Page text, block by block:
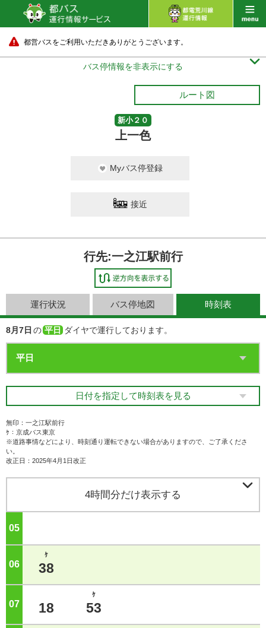
都営バスをご利用いただきありがとうございます。
バス停情報を非表示にする 
ルート図
新小２０
上一色
Myバス停登録
接近
行先:一之江駅前行
運行状況 バス停地図 時刻表
8月7日 の 平日 ダイヤで運行しております。
日付を指定して時刻表を見る
無印：一之江駅前行
ｹ：京成バス東京
※道路事情などにより、時刻通り運転できない場合がありますので、ご了承くださ
い。
改正日：2025年4月1日改正
4時間分だけ表示する 
05
06
ｹ
38
07 18
ｹ
53